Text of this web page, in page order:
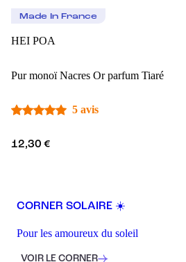
Made In France
HEI POA
Pur monoï Nacres Or parfum Tiaré
5 avis
12,30 €
CORNER SOLAIRE ☀️
Pour les amoureux du soleil
VOIR LE CORNER